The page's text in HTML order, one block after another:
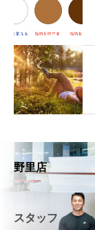
野里店
スタッフ